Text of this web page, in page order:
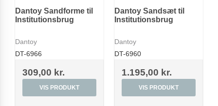
Dantoy Sandforme til
Institutionsbrug
Dantoy
DT-6966
309,00 kr.
VIS PRODUKT
Dantoy Sandsæt til
Institutionsbrug
Dantoy
DT-6960
1.195,00 kr.
VIS PRODUKT